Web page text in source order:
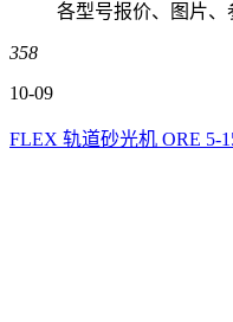
各型号报价、图片、
358
10-09
FLEX 轨道砂光机 ORE 5-